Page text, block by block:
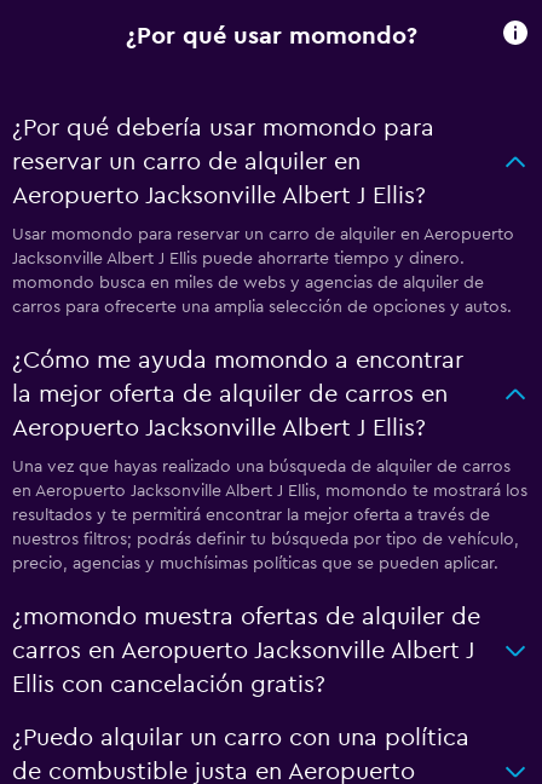
¿Por qué usar momondo?
¿Por qué debería usar momondo para
reservar un carro de alquiler en
Aeropuerto Jacksonville Albert J Ellis?
Usar momondo para reservar un carro de alquiler en Aeropuerto
Jacksonville Albert J Ellis puede ahorrarte tiempo y dinero.
momondo busca en miles de webs y agencias de alquiler de
carros para ofrecerte una amplia selección de opciones y autos.
¿Cómo me ayuda momondo a encontrar
la mejor oferta de alquiler de carros en
Aeropuerto Jacksonville Albert J Ellis?
Una vez que hayas realizado una búsqueda de alquiler de carros
en Aeropuerto Jacksonville Albert J Ellis, momondo te mostrará los
resultados y te permitirá encontrar la mejor oferta a través de
nuestros filtros; podrás definir tu búsqueda por tipo de vehículo,
precio, agencias y muchísimas políticas que se pueden aplicar.
¿momondo muestra ofertas de alquiler de
carros en Aeropuerto Jacksonville Albert J
Ellis con cancelación gratis?
¿Puedo alquilar un carro con una política
de combustible justa en Aeropuerto